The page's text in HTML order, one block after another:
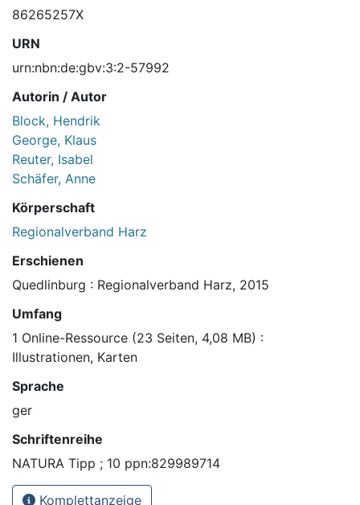
86265257X
URN
urn:nbn:de:gbv:3:2-57992
Autorin / Autor
Block, Hendrik
George, Klaus
Reuter, Isabel
Schäfer, Anne
Körperschaft
Regionalverband Harz
Erschienen
Quedlinburg : Regionalverband Harz, 2015
Umfang
1 Online-Ressource (23 Seiten, 4,08 MB) :
Illustrationen, Karten
Sprache
ger
Schriftenreihe
NATURA Tipp ; 10 ppn:829989714
Komplettanzeige